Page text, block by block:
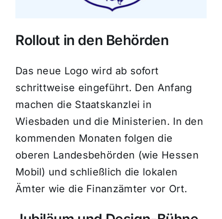
Rollout in den Behörden
Das neue Logo wird ab sofort
schrittweise eingeführt. Den Anfang
machen die Staatskanzlei in
Wiesbaden und die Ministerien. In den
kommenden Monaten folgen die
oberen Landesbehörden (wie Hessen
Mobil) und schließlich die lokalen
Ämter wie die Finanzämter vor Ort.